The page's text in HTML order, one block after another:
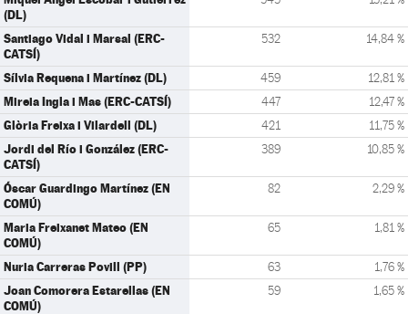
(DL)
Santiago Vidal i Marsal (ERC-
CATSÍ)
532 14,84 %
Sílvia Requena i Martínez (DL) 459 12,81 %
Mireia Ingla i Mas (ERC-CATSÍ) 447 12,47 %
Glòria Freixa i Vilardell (DL) 421 11,75 %
Jordi del Río i González (ERC-
CATSÍ)
389 10,85 %
Óscar Guardingo Martínez (EN
COMÚ)
82 2,29 %
Maria Freixanet Mateo (EN
COMÚ)
65 1,81 %
Nuria Carreras Povill (PP) 63 1,76 %
Joan Comorera Estarellas (EN
COMÚ)
59 1,65 %